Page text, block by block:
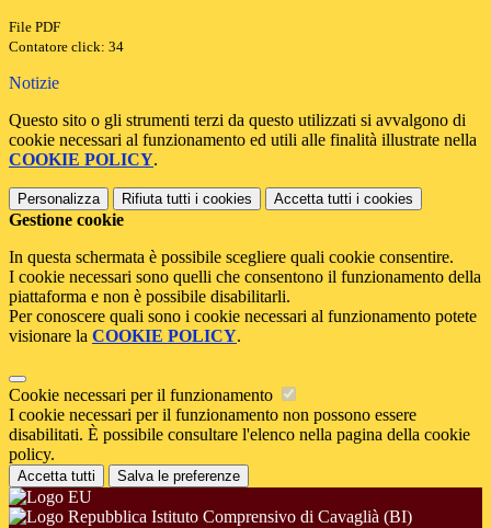
File PDF
Contatore click: 34
Notizie
Questo sito o gli strumenti terzi da questo utilizzati si avvalgono di
cookie necessari al funzionamento ed utili alle finalità illustrate nella
COOKIE POLICY.
Personalizza Rifiuta tutti i cookies Accetta tutti i cookies
Gestione cookie
In questa schermata è possibile scegliere quali cookie consentire.
I cookie necessari sono quelli che consentono il funzionamento della
piattaforma e non è possibile disabilitarli.
Per conoscere quali sono i cookie necessari al funzionamento potete
visionare la COOKIE POLICY.
Cookie necessari per il funzionamento
I cookie necessari per il funzionamento non possono essere
disabilitati. È possibile consultare l'elenco nella pagina della cookie
policy.
Accetta tutti Salva le preferenze
Istituto Comprensivo di Cavaglià (BI)